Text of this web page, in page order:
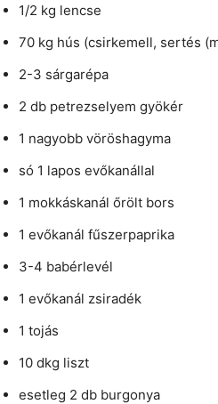
1/2 kg lencse
70 kg hús (csirkemell, sertés
2-3 sárgarépa
2 db petrezselyem gyökér
1 nagyobb vöröshagyma
só 1 lapos evőkanállal
1 mokkáskanál őrölt bors
1 evőkanál fűszerpaprika
3-4 babérlevél
1 evőkanál zsiradék
1 tojás
10 dkg liszt
esetleg 2 db burgonya